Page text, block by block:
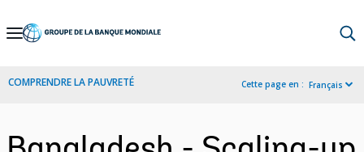
Skip
Navigation
COMPRENDRE LA PAUVRETÉ Cette page en : Français